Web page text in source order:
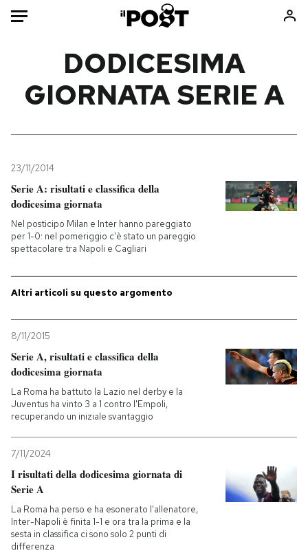
HOME
Mondo
Tecnologia
Internet
Cultura
Economia
Sport
Libri
Ok Boomer!
Europa
Mondiali calcio 2026
PODCAST
NEWSLETTER
SHOP
CALENDARIO
DODICESIMA
GIORNATA SERIE A
23/11/2014
Serie A: risultati e classifica della
dodicesima giornata
Nel posticipo Milan e Inter hanno pareggiato
per 1-0: nel pomeriggio c'è stato un pareggio
spettacolare tra Napoli e Cagliari
Altri articoli su questo argomento
8/11/2015
Serie A, risultati e classifica della
dodicesima giornata
La Roma ha battuto la Lazio nel derby e la
Juventus ha vinto 3 a 1 contro l'Empoli,
recuperando un iniziale svantaggio
7/11/2024
I risultati della dodicesima giornata di
Serie A
La Roma ha perso e ha esonerato l'allenatore,
Inter-Napoli è finita 1-1 e ora tra la prima e la
sesta in classifica ci sono solo 2 punti di
differenza